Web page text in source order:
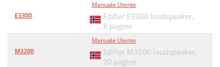
E3300
Manuale Utente
Edifier E3300 loudspeaker,
8 pagine
M3200
Manuale Utente
Edifier M3200 loudspeaker,
20 pagine